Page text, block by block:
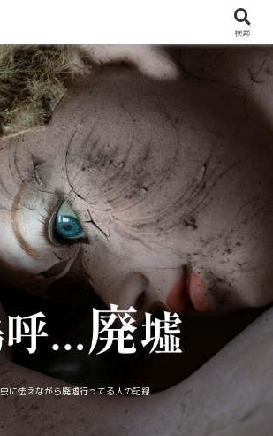
虫に怯えながら廃墟行ってる人の記録
検索